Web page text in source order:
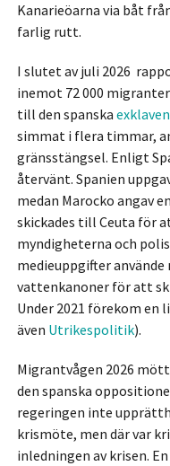
Kanarieöarna via båt
farlig rutt.
I slutet av juli 2026
inemot 72 000
till den spanska exklaven
simmat i flera timmar,
gränsstängsel. Enligt
återvänt. Spanien
medan Marocko angav
skickades till Ceuta för
myndigheterna och
medieuppgifter
vattenkanoner för att
Under 2021 förekom en
även Utrikespolitik).
Migrantvågen 2026
den spanska
regeringen inte
krismöte, men där var
inledningen av krisen.